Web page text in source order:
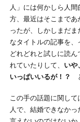
人」には何かしら人
方、最近はそこまで
ったが、しかしまだ
なタイトルの記事を、
どれどれと試しに読
れていたりして、 いや
いっぱいいるが！？
この手の話題に関し
人で、結婚できなか